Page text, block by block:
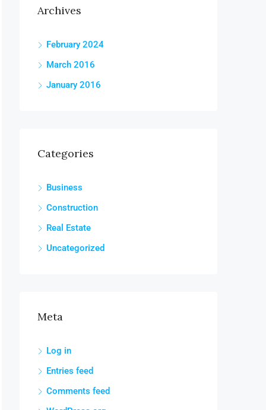
Archives
February 2024
March 2016
January 2016
Categories
Business
Construction
Real Estate
Uncategorized
Meta
Log in
Entries feed
Comments feed